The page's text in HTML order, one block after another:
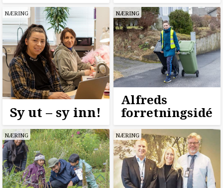
NÆRING
Sy ut –⁠ sy inn!
NÆRING
Alfreds
forretningsidé
NÆRING NÆRING